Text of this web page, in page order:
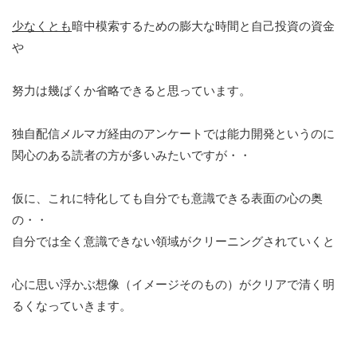
少なくとも暗中模索するための膨大な時間と自己投資の資金
や
努力は幾ばくか省略できると思っています。
独自配信メルマガ経由のアンケートでは能力開発というのに
関心のある読者の方が多いみたいですが・・
仮に、これに特化しても自分でも意識できる表面の心の奥
の・・
自分では全く意識できない領域がクリーニングされていくと
心に思い浮かぶ想像（イメージそのもの）がクリアで清く明
るくなっていきます。